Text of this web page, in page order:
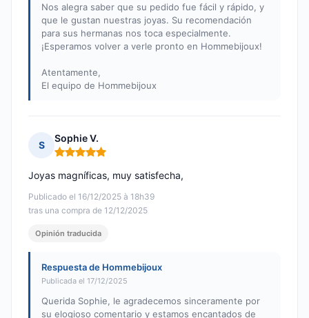
Nos alegra saber que su pedido fue fácil y rápido, y
que le gustan nuestras joyas. Su recomendación
para sus hermanas nos toca especialmente.
¡Esperamos volver a verle pronto en Hommebijoux!
Atentamente,
El equipo de Hommebijoux
S
Sophie V.
Nota: 5 de 5
Publicado el 16/12/2025 à 18h39
tras una compra de 12/12/2025
Joyas magníficas, muy satisfecha,
Opinión traducida
Respuesta de Hommebijoux
Publicada el 17/12/2025
Querida Sophie, le agradecemos sinceramente por
su elogioso comentario y estamos encantados de